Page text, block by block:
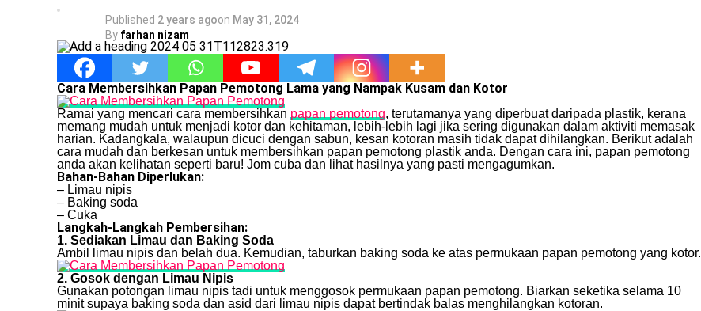
Published 2 years agoon May 31, 2024
By farhan nizam
Cara Membersihkan Papan Pemotong Lama yang Nampak Kusam dan Kotor
Ramai yang mencari cara membersihkan papan pemotong, terutamanya yang diperbuat daripada plastik, kerana
memang mudah untuk menjadi kotor dan kehitaman, lebih-lebih lagi jika sering digunakan dalam aktiviti memasak
harian. Kadangkala, walaupun dicuci dengan sabun, kesan kotoran masih tidak dapat dihilangkan. Berikut adalah
cara mudah dan berkesan untuk membersihkan papan pemotong plastik anda. Dengan cara ini, papan pemotong
anda akan kelihatan seperti baru! Jom cuba dan lihat hasilnya yang pasti mengagumkan.
Bahan-Bahan Diperlukan:
– Limau nipis
– Baking soda
– Cuka
Langkah-Langkah Pembersihan:
1. Sediakan Limau dan Baking Soda
Ambil limau nipis dan belah dua. Kemudian, taburkan baking soda ke atas permukaan papan pemotong yang kotor.
2. Gosok dengan Limau Nipis
Gunakan potongan limau nipis tadi untuk menggosok permukaan papan pemotong. Biarkan seketika selama 10
minit supaya baking soda dan asid dari limau nipis dapat bertindak balas menghilangkan kotoran.